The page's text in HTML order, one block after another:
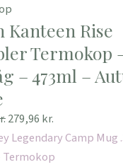
Kanteen Rise
Termokop
– 473ml –
279,96 kr.